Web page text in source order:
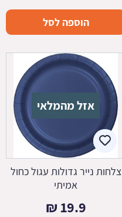
הוספה לסל
אזל מהמלאי
צלחות נייר גדולות עגול כחול
אמיתי
19.9
₪